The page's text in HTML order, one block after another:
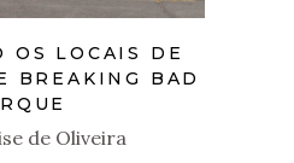
OS LOCAIS DE
BREAKING BAD
de Oliveira